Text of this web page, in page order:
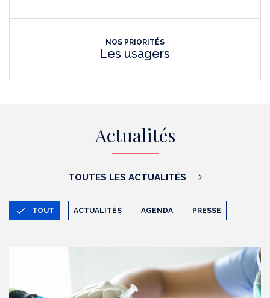
NOS PRIORITÉS
Les usagers
Actualités
TOUTES LES ACTUALITÉS
TOUT ACTUALITÉS AGENDA PRESSE